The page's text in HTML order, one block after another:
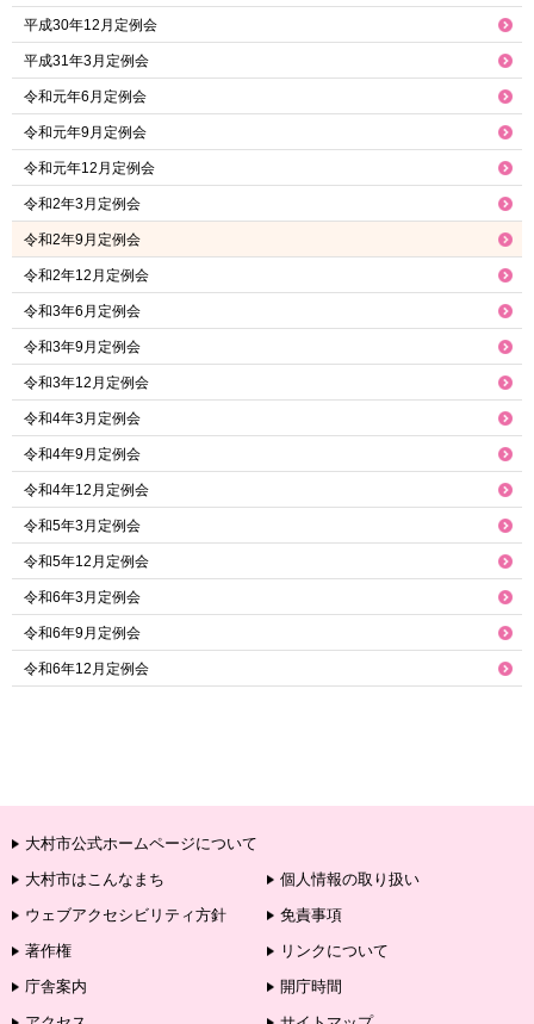
平成30年12月定例会
平成31年3月定例会
令和元年6月定例会
令和元年9月定例会
令和元年12月定例会
令和2年3月定例会
令和2年9月定例会
令和2年12月定例会
令和3年6月定例会
令和3年9月定例会
令和3年12月定例会
令和4年3月定例会
令和4年9月定例会
令和4年12月定例会
令和5年3月定例会
令和5年12月定例会
令和6年3月定例会
令和6年9月定例会
令和6年12月定例会
大村市公式ホームページについて
大村市はこんなまち
個人情報の取り扱い
ウェブアクセシビリティ方針
免責事項
著作権
リンクについて
庁舎案内
開庁時間